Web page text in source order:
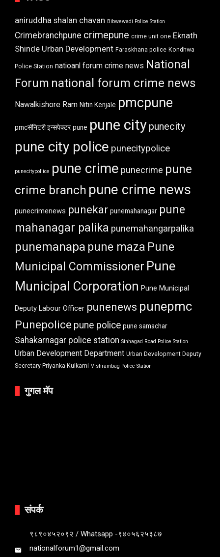
aniruddha shalan chavan Bibwewadi Police Station
Crimebranchpune crimepune crime unit one Eknath
Shinde Urban Development Faraskhana police Kondhwa
Police Station natioanl forum crime news National
Forum national forum crime news
Nawalkishore Ram Nitin Kenjale pmcpune
pmcसॅनिटरी इन्सपेक्टर pune pune city punecity
pune city police punecitypolice
punecitypoliice pune crime punecrime pune
crime branch pune crime news
punecrimenews punekar punemahanagar pune
mahanagar palika punemahangarpalika
punemanapa pune maza Pune
Municipal Commissioner Pune
Municipal Corporation Pune Municipal
Deputy Labour Officer punenews punepmc
Punepolice pune police pune samachar
Sahakarnagar police station Sinhagad Road Police Station
Urban Development Department Urban Development Deputy
Secretary Priyanka Kulkarni Vishrambag Police Station
गुगल मॅप
संपर्क
९८९०४५२०९२ / Whatsapp -९४०५६२५३८७
nationalforum1@gmail.com